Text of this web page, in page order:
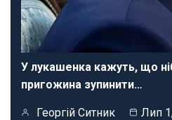
У лукашенка кажуть, що
пригожина зупинити…
Георгій Ситник Лип